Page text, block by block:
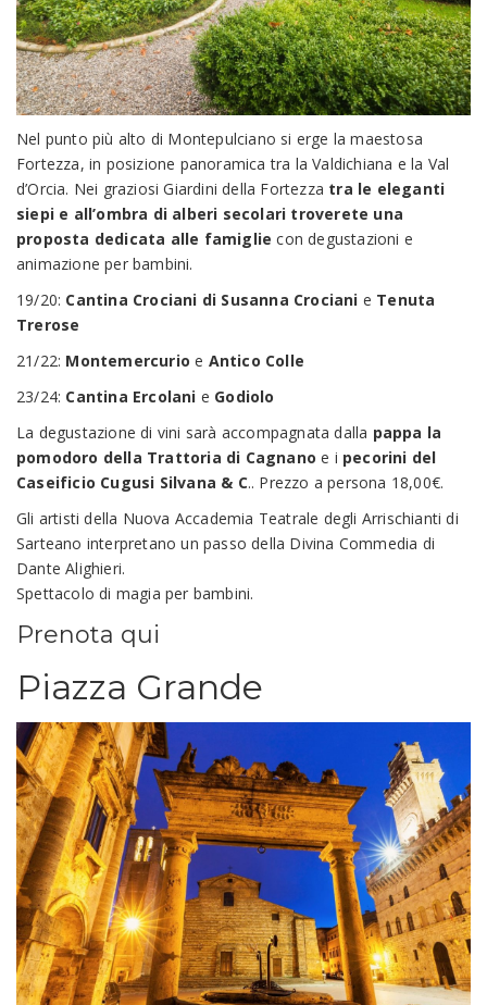
Nel punto più alto di Montepulciano si erge la maestosa
Fortezza, in posizione panoramica tra la Valdichiana e la Val
d’Orcia. Nei graziosi Giardini della Fortezza tra le eleganti
siepi e all’ombra di alberi secolari troverete una
proposta dedicata alle famiglie con degustazioni e
animazione per bambini.
19/20: Cantina Crociani di Susanna Crociani e Tenuta
Trerose
21/22: Montemercurio e Antico Colle
23/24: Cantina Ercolani e Godiolo
La degustazione di vini sarà accompagnata dalla pappa la
pomodoro della Trattoria di Cagnano e i pecorini del
Caseificio Cugusi Silvana & C.. Prezzo a persona 18,00€.
Gli artisti della Nuova Accademia Teatrale degli Arrischianti di
Sarteano interpretano un passo della Divina Commedia di
Dante Alighieri.
Spettacolo di magia per bambini.
Prenota qui
Piazza Grande